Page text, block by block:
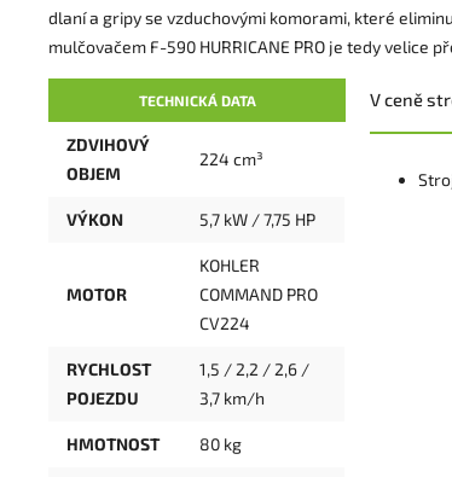
dlaní a gripy se vzduchovými komorami, které
mulčovačem F-590 HURRICANE PRO je tedy velice
TECHNICKÁ DATA
ZDVIHOVÝ
OBJEM
224 cm³
VÝKON 5,7 kW / 7,75 HP
MOTOR
KOHLER
COMMAND PRO
CV224
RYCHLOST
POJEZDU
1,5 / 2,2 / 2,6 /
3,7 km/h
HMOTNOST 80 kg
V ceně